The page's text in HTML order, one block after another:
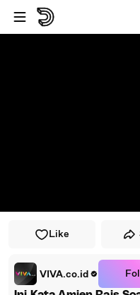
Skip to player
Skip to main content
Like
VIVA.co.id